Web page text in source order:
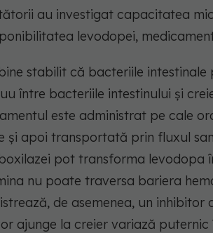
au investigat capacitatea
levodopei,
stabilit că bacteriile
între bacteriile intestinului și
este administrat pe cale
și apoi transportată prin fluxul
pot transforma levodopa
nu poate traversa bariera
de asemenea, un
ajunge la creier variază